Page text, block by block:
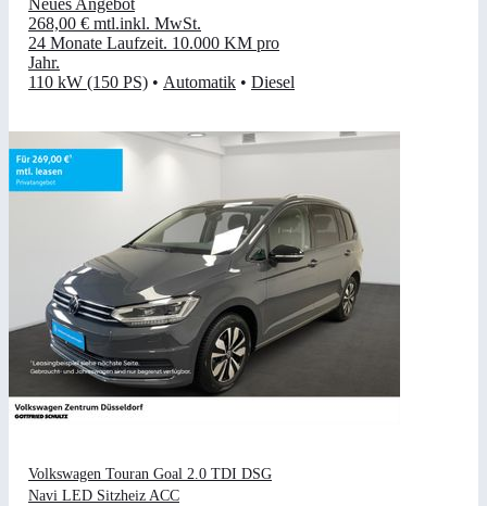
Neues Angebot
268,00 € mtl.inkl. MwSt.
24 Monate Laufzeit. 10.000 KM pro
Jahr.
110 kW (150 PS) • Automatik • Diesel
Volkswagen Touran Goal 2.0 TDI DSG
Navi LED Sitzheiz ACC